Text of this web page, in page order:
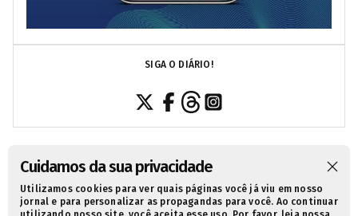
Cuidamos da sua privacidade
Utilizamos cookies para ver quais páginas você já viu em nosso
jornal e para personalizar as propagandas para você. Ao continuar
SIGA O DIÁRIO!
SOBRE NÓSCONTATOPOLÍTICA DE PRIVACIDADE